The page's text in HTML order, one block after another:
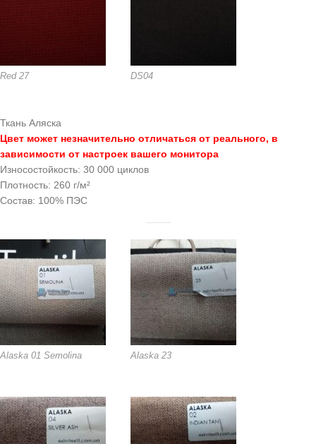
Red 27 DS04
Ткань Аляска
Цвет может незначительно отличаться от реального, в
зависимости от настроек вашего монитора
Износостойкость: 30 000 циклов
Плотность: 260 г/м²
Состав: 100% ПЭС
Alaska 01 Semolina Alaska 23